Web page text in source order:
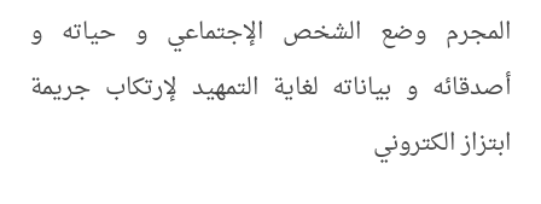
المجرم وضع الشخص الإجتماعي و حياته و
أصدقائه و بياناته لغاية التمهيد لإرتكاب جريمة
ابتزاز الكتروني